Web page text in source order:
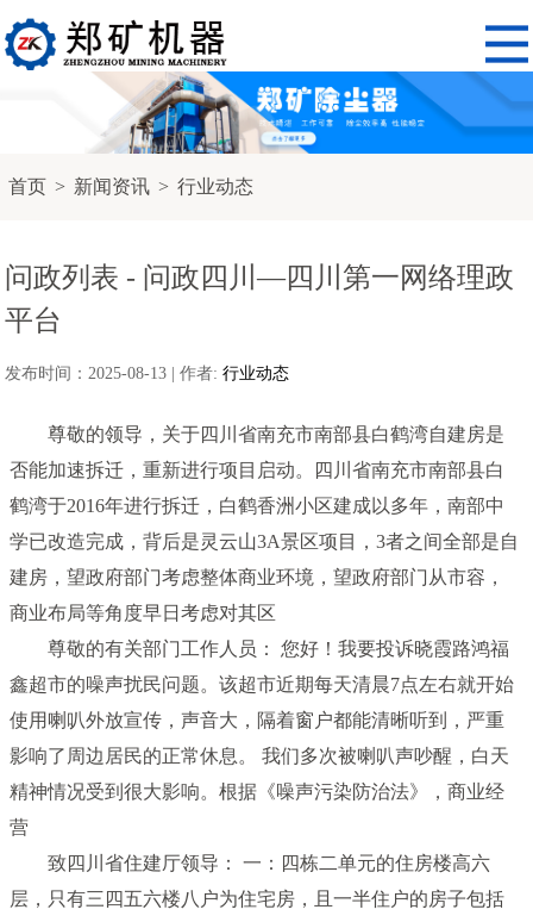
首页 > 新闻资讯 > 行业动态
问政列表 - 问政四川—四川第一网络理政
平台
发布时间：2025-08-13 | 作者:行业动态
尊敬的领导，关于四川省南充市南部县白鹤湾自建房是
否能加速拆迁，重新进行项目启动。四川省南充市南部县白
鹤湾于2016年进行拆迁，白鹤香洲小区建成以多年，南部中
学已改造完成，背后是灵云山3A景区项目，3者之间全部是自
建房，望政府部门考虑整体商业环境，望政府部门从市容，
商业布局等角度早日考虑对其区
尊敬的有关部门工作人员： 您好！我要投诉晓霞路鸿福
鑫超市的噪声扰民问题。该超市近期每天清晨7点左右就开始
使用喇叭外放宣传，声音大，隔着窗户都能清晰听到，严重
影响了周边居民的正常休息。 我们多次被喇叭声吵醒，白天
精神情况受到很大影响。根据《噪声污染防治法》，商业经
营
致四川省住建厅领导： 一：四栋二单元的住房楼高六
层，只有三四五六楼八户为住宅房，且一半住户的房子包括